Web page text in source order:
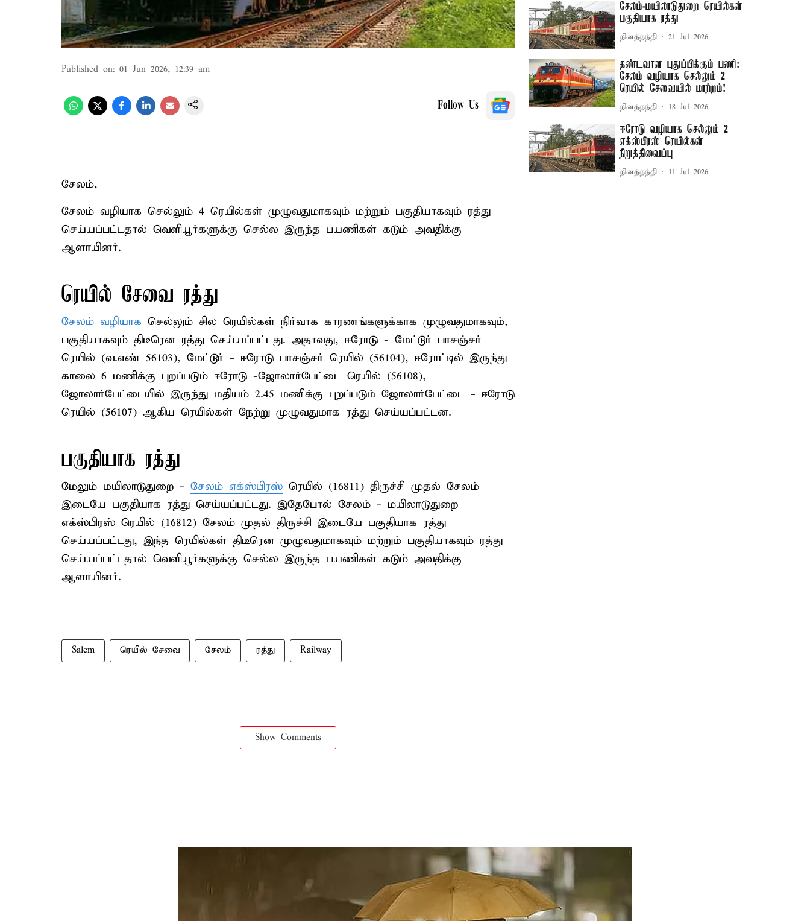
Published on: 01 Jun 2026, 12:39 am
Follow Us
சேலம்,
சேலம் வழியாக செல்லும் 4 ரெயில்கள் முழுவதுமாகவும் மற்றும் பகுதியாகவும் ரத்து
செய்யப்பட்டதால் வெளியூர்களுக்கு செல்ல இருந்த பயணிகள் கடும் அவதிக்கு
ஆளாயினர்.
ரெயில் சேவை ரத்து
சேலம் வழியாக செல்லும் சில ரெயில்கள் நிர்வாக காரணங்களுக்காக முழுவதுமாகவும்,
பகுதியாகவும் திடீரென ரத்து செய்யப்பட்டது. அதாவது, ஈரோடு - மேட்டூர் பாசஞ்சர்
ரெயில் (வ.எண் 56103), மேட்டூர் - ஈரோடு பாசஞ்சர் ரெயில் (56104), ஈரோட்டில் இருந்து
காலை 6 மணிக்கு புறப்படும் ஈரோடு -ஜோலார்பேட்டை ரெயில் (56108),
ஜோலார்பேட்டையில் இருந்து மதியம் 2.45 மணிக்கு புறப்படும் ஜோலார்பேட்டை - ஈரோடு
ரெயில் (56107) ஆகிய ரெயில்கள் நேற்று முழுவதுமாக ரத்து செய்யப்பட்டன.
பகுதியாக ரத்து
மேலும் மயிலாடுதுறை - சேலம் எக்ஸ்பிரஸ் ரெயில் (16811) திருச்சி முதல் சேலம்
இடையே பகுதியாக ரத்து செய்யப்பட்டது. இதேபோல் சேலம் - மயிலாடுதுறை
எக்ஸ்பிரஸ் ரெயில் (16812) சேலம் முதல் திருச்சி இடையே பகுதியாக ரத்து
செய்யப்பட்டது, இந்த ரெயில்கள் திடீரென முழுவதுமாகவும் மற்றும் பகுதியாகவும் ரத்து
செய்யப்பட்டதால் வெளியூர்களுக்கு செல்ல இருந்த பயணிகள் கடும் அவதிக்கு
ஆளாயினர்.
Salem ரெயில் சேவை சேலம் ரத்து Railway
Show Comments
சேலம்-மயிலாடுதுறை ரெயில்கள்
பகுதியாக ரத்து
தினத்தந்தி 21 Jul 2026
தண்டவாள புதுப்பிக்கும் பணி:
சேலம் வழியாக செல்லும் 2
ரெயில் சேவையில் மாற்றம்!
தினத்தந்தி 18 Jul 2026
ஈரோடு வழியாக செல்லும் 2
எக்ஸ்பிரஸ் ரெயில்கள்
நிறுத்திவைப்பு
தினத்தந்தி 11 Jul 2026